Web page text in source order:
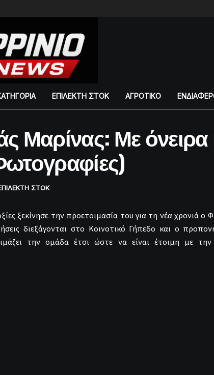
ΕΠΙΛΕΚΤΗ ΣΤΟΚ ΑΓΡΟΤΙΚΟ
Μαρίνας: Με όνειρα
ΣΤΟΚ
ξεκίνησε την προετοιμασία του για τη νέα χρονιά ο
διεξάγονται στο Κοινοτικό Γήπεδο και ο
την ομάδα έτσι ώστε να είναι έτοιμη με